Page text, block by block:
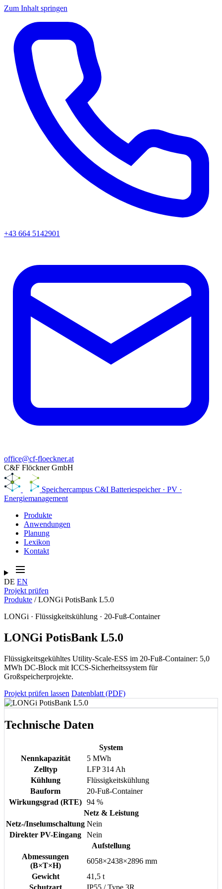
Zum Inhalt springen
+43 664 5142901
office@cf-floeckner.at
C&F Flöckner GmbH
Speichercampus C&I Batteriespeicher · PV ·
Energiemanagement
Produkte
Anwendungen
Planung
Lexikon
Kontakt
DE EN
Projekt prüfen
Produkte /LONGi PotisBank L5.0
LONGi · Flüssigkeitskühlung · 20-Fuß-Container
LONGi PotisBank L5.0
Flüssigkeitsgekühltes Utility-Scale-ESS im 20-Fuß-Container: 5,0
MWh DC-Block mit ICCS-Sicherheitssystem für
Großspeicherprojekte.
Projekt prüfen lassen Datenblatt (PDF)
Technische Daten
System
Nennkapazität
5 MWh
Zelltyp
LFP 314 Ah
Kühlung
Flüssigkeitskühlung
Bauform
20-Fuß-Container
Wirkungsgrad (RTE) 94 %
Netz & Leistung
Netz-/Inselumschaltung Nein
Direkter PV-Eingang
Nein
Aufstellung
Abmessungen
(B×T×H)
6058×2438×2896 mm
Gewicht
41,5 t
Schutzart
IP55 / Type 3R